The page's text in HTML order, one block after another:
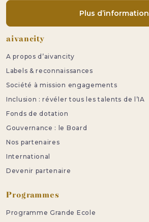
Plus d’information
Pied de page
aivancity
A propos d’aivancity
Labels & reconnaissances
Société à mission engagements
Inclusion : révéler tous les talents de l’IA
Fonds de dotation
Gouvernance : le Board
Nos partenaires
International
Devenir partenaire
Programmes
Programme Grande Ecole